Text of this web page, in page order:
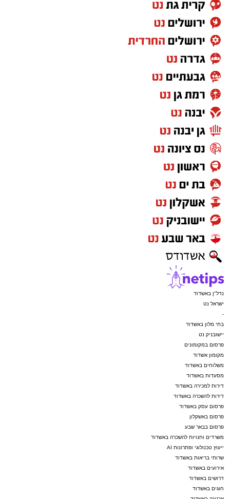
נדל"ן באשדוד
ישראל נט
-
בתי מלון באשדוד
יישובניק נט
פרסום במקומונים
מקומון אשדוד
משלוחים באשדוד
מסעדות באשדוד
דירות למכירה באשדוד
דירות להשכרה באשדוד
פרסום עסק באשדוד
פרסום באשקלון
פרסום בבאר שבע
משרדים וחנויות להשכרה באשדוד
ייעוץ טכנולוגי ופתרונות AI
שרותי בריאות באשדוד
אירועים באשדוד
דרושים באשדוד
חוגים באשדוד